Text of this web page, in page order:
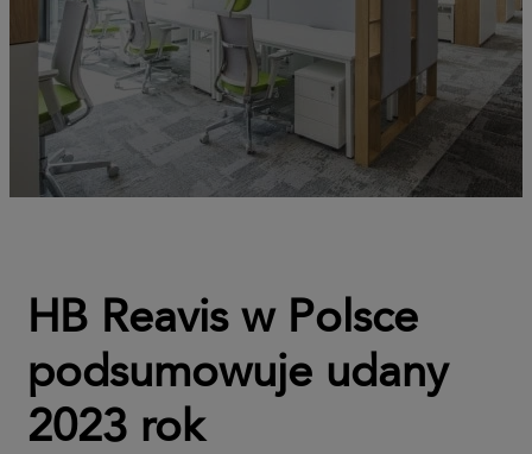
HB Reavis w Polsce
podsumowuje udany
2023 rok